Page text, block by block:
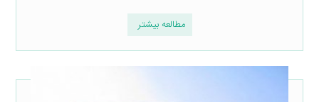
مطالعه بیشتر